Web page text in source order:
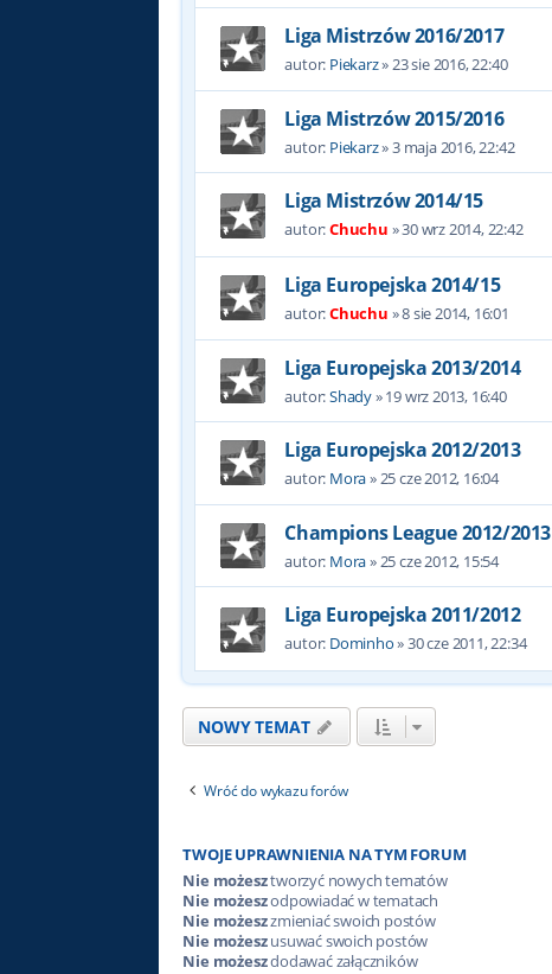
Liga Mistrzów 2016/2017
autor: Piekarz»23 sie 2016, 22:40
Liga Mistrzów 2015/2016
autor: Piekarz»3 maja 2016, 22:42
Liga Mistrzów 2014/15
autor:Chuchu »30 wrz 2014, 22:42
Liga Europejska 2014/15
autor:Chuchu »8 sie 2014, 16:01
Liga Europejska 2013/2014
autor:Shady»19 wrz 2013, 16:40
Liga Europejska 2012/2013
autor: Mora»25 cze 2012, 16:04
Champions League 2012/2013
autor: Mora»25 cze 2012, 15:54
Liga Europejska 2011/2012
autor: Dominho»30 cze 2011, 22:34
NOWY TEMAT
Wróć do wykazu forów
TWOJE UPRAWNIENIA NA TYM FORUM
Nie możesztworzyć nowych tematów
Nie możeszodpowiadać w tematach
Nie możeszzmieniać swoich postów
Nie możeszusuwać swoich postów
Nie możeszdodawać załączników